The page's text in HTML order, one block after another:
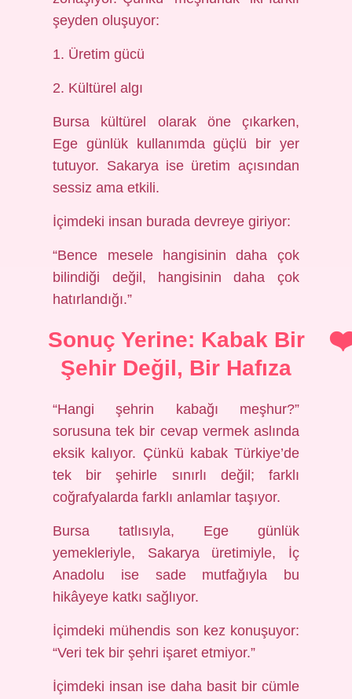
şeyden oluşuyor:
1. Üretim gücü
2. Kültürel algı
Bursa kültürel olarak öne çıkarken,
Ege günlük kullanımda güçlü bir yer
tutuyor. Sakarya ise üretim açısından
sessiz ama etkili.
İçimdeki insan burada devreye giriyor:
“Bence mesele hangisinin daha çok
bilindiği değil, hangisinin daha çok
hatırlandığı.”
Sonuç Yerine: Kabak Bir
Şehir Değil, Bir Hafıza
“Hangi şehrin kabağı meşhur?”
sorusuna tek bir cevap vermek aslında
eksik kalıyor. Çünkü kabak Türkiye’de
tek bir şehirle sınırlı değil; farklı
coğrafyalarda farklı anlamlar taşıyor.
Bursa tatlısıyla, Ege günlük
yemekleriyle, Sakarya üretimiyle, İç
Anadolu ise sade mutfağıyla bu
hikâyeye katkı sağlıyor.
İçimdeki mühendis son kez konuşuyor:
“Veri tek bir şehri işaret etmiyor.”
İçimdeki insan ise daha basit bir cümle